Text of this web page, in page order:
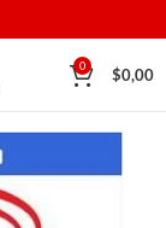
0 $0,00